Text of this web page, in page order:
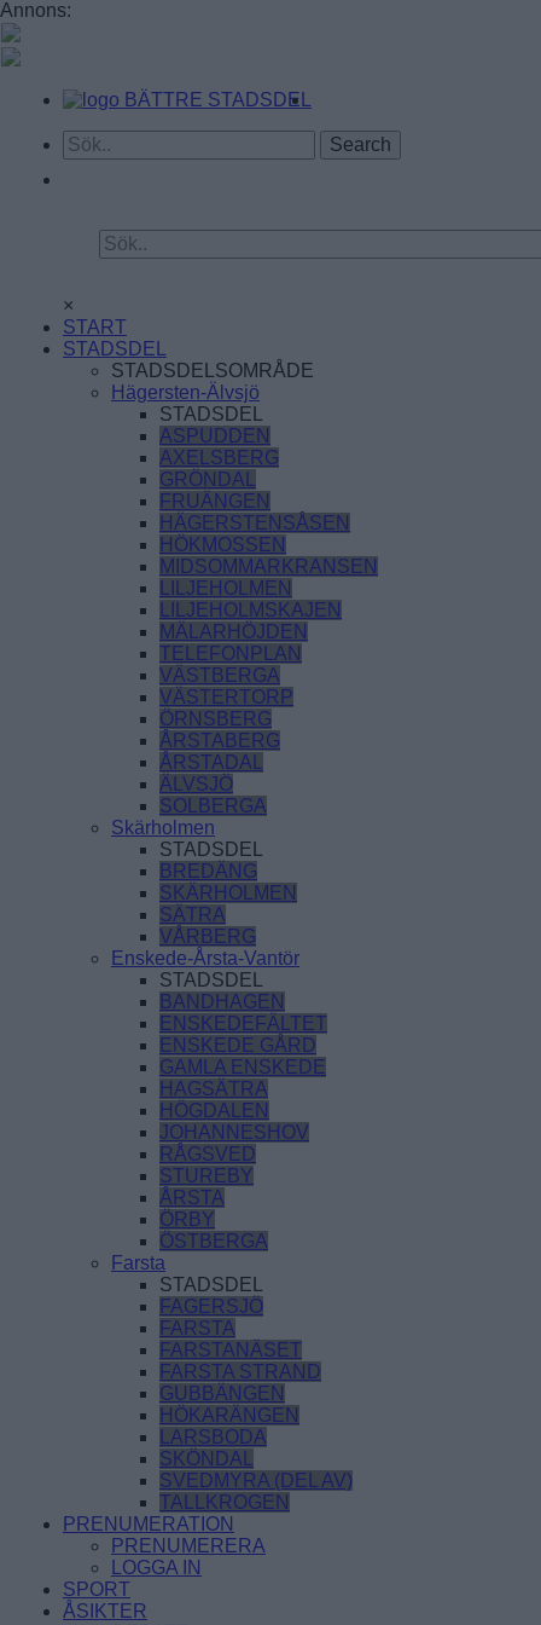
Annons:
BÄTTRE STADSDEL
×
START
STADSDEL
STADSDELSOMRÅDE
Hägersten-Älvsjö
STADSDEL
ASPUDDEN
AXELSBERG
GRÖNDAL
FRUÄNGEN
HÄGERSTENSÅSEN
HÖKMOSSEN
MIDSOMMARKRANSEN
LILJEHOLMEN
LILJEHOLMSKAJEN
MÄLARHÖJDEN
TELEFONPLAN
VÄSTBERGA
VÄSTERTORP
ÖRNSBERG
ÅRSTABERG
ÅRSTADAL
ÄLVSJÖ
SOLBERGA
Skärholmen
STADSDEL
BREDÄNG
SKÄRHOLMEN
SÄTRA
VÅRBERG
Enskede-Årsta-Vantör
STADSDEL
BANDHAGEN
ENSKEDEFÄLTET
ENSKEDE GÅRD
GAMLA ENSKEDE
HAGSÄTRA
HÖGDALEN
JOHANNESHOV
RÅGSVED
STUREBY
ÅRSTA
ÖRBY
ÖSTBERGA
Farsta
STADSDEL
FAGERSJÖ
FARSTA
FARSTANÄSET
FARSTA STRAND
GUBBÄNGEN
HÖKARÄNGEN
LARSBODA
SKÖNDAL
SVEDMYRA (DEL AV)
TALLKROGEN
PRENUMERATION
PRENUMERERA
LOGGA IN
SPORT
ÅSIKTER